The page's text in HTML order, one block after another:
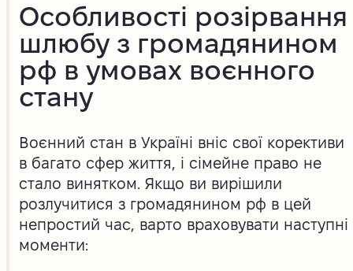
Особливості розірвання
шлюбу з громадянином
рф в умовах воєнного
стану
Воєнний стан в Україні вніс свої корективи
в багато сфер життя, і сімейне право не
стало винятком. Якщо ви вирішили
розлучитися з громадянином рф в цей
непростий час, варто враховувати наступні
моменти: